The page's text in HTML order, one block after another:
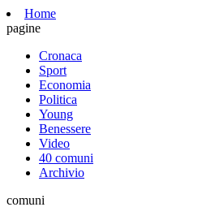
Home
pagine
Cronaca
Sport
Economia
Politica
Young
Benessere
Video
40 comuni
Archivio
comuni